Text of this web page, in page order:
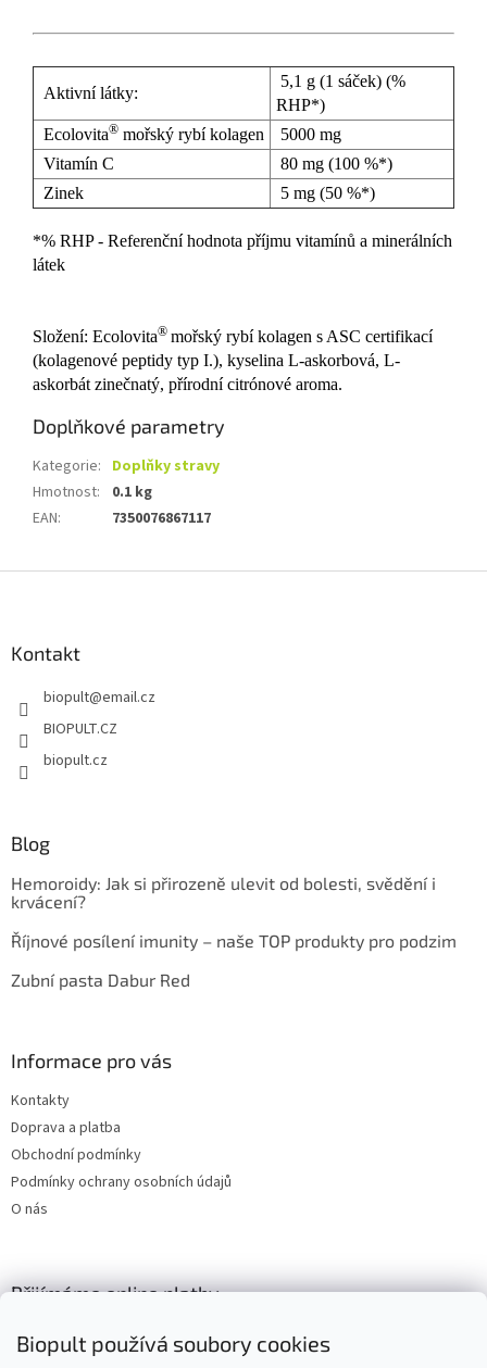
Biopult používá soubory cookies
Aktivní látky:
5,1 g (1 sáček) (%
RHP*)
Ecolovita® mořský rybí kolagen
5000 mg
Vitamín C
80 mg (100 %*)
Zinek
5 mg (50 %*)
*% RHP - Referenční hodnota příjmu vitamínů a minerálních
látek
Složení: Ecolovita® mořský rybí kolagen s ASC certifikací
(kolagenové peptidy typ I.), kyselina L-askorbová, L-
askorbát zinečnatý, přírodní citrónové aroma.
Doplňkové parametry
Kategorie: Doplňky stravy
Hmotnost:
0.1 kg
EAN: 7350076867117
Kontakt
biopult@email.cz
BIOPULT.CZ
biopult.cz
Blog
Hemoroidy: Jak si přirozeně ulevit od bolesti, svědění i
krvácení?
Říjnové posílení imunity – naše TOP produkty pro podzim
Zubní pasta Dabur Red
Informace pro vás
Kontakty
Doprava a platba
Obchodní podmínky
Podmínky ochrany osobních údajů
O nás
Přijímáme online platby